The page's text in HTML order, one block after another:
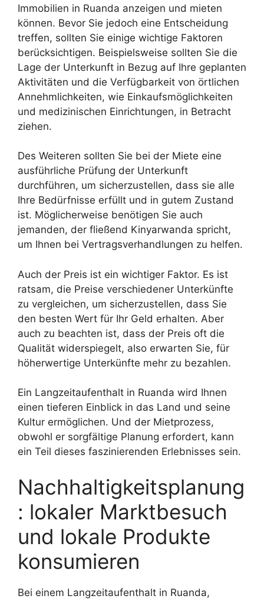
Immobilien in Ruanda anzeigen und mieten
können. Bevor Sie jedoch eine Entscheidung
treffen, sollten Sie einige wichtige Faktoren
berücksichtigen. Beispielsweise sollten Sie die
Lage der Unterkunft in Bezug auf Ihre geplanten
Aktivitäten und die Verfügbarkeit von örtlichen
Annehmlichkeiten, wie Einkaufsmöglichkeiten
und medizinischen Einrichtungen, in Betracht
ziehen.
Des Weiteren sollten Sie bei der Miete eine
ausführliche Prüfung der Unterkunft
durchführen, um sicherzustellen, dass sie alle
Ihre Bedürfnisse erfüllt und in gutem Zustand
ist. Möglicherweise benötigen Sie auch
jemanden, der fließend Kinyarwanda spricht,
um Ihnen bei Vertragsverhandlungen zu helfen.
Auch der Preis ist ein wichtiger Faktor. Es ist
ratsam, die Preise verschiedener Unterkünfte
zu vergleichen, um sicherzustellen, dass Sie
den besten Wert für Ihr Geld erhalten. Aber
auch zu beachten ist, dass der Preis oft die
Qualität widerspiegelt, also erwarten Sie, für
höherwertige Unterkünfte mehr zu bezahlen.
Ein Langzeitaufenthalt in Ruanda wird Ihnen
einen tieferen Einblick in das Land und seine
Kultur ermöglichen. Und der Mietprozess,
obwohl er sorgfältige Planung erfordert, kann
ein Teil dieses faszinierenden Erlebnisses sein.
Nachhaltigkeitsplanung
: lokaler Marktbesuch
und lokale Produkte
konsumieren
Bei einem Langzeitaufenthalt in Ruanda,